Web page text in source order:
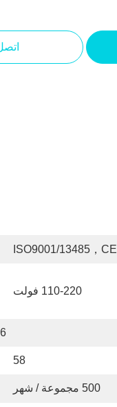
ISO9001/13485，CE
110-220 فولت
58
500 مجموعة / شهر